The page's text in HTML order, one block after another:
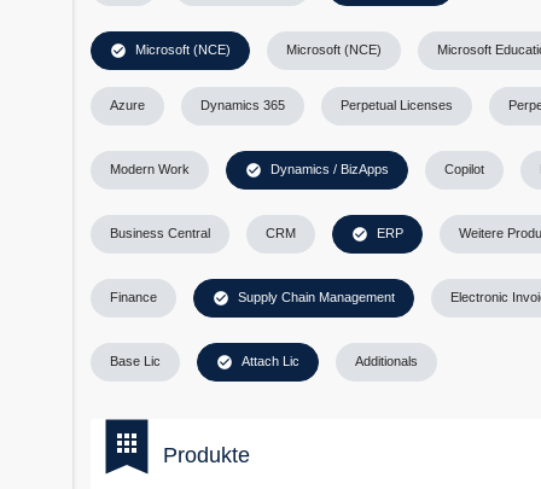
check_circle Microsoft (NCE)
Modern Work check_circle Dynamics / BizApps
Business Central CRM check_circle ERP
Finance check_circle Supply Chain Management
Base Lic check_circle Attach Lic Additionals
Electronic
Weitere
Copilot
Microsoft (NCE) Microsoft
Azure Dynamics 365 Perpetual Licenses
bookmark
apps Produkte